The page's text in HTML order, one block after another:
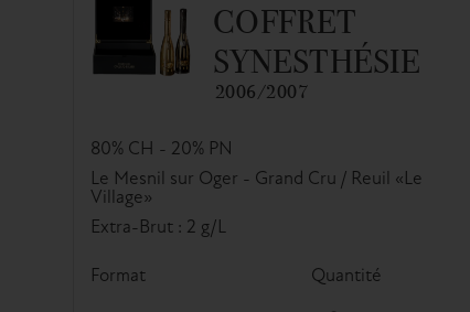
COFFRET
SYNESTHÉSIE
2006/2007
80% CH - 20% PN
Le Mesnil sur Oger - Grand Cru / Reuil «Le
Village»
Extra-Brut : 2 g/L
Format Quantité